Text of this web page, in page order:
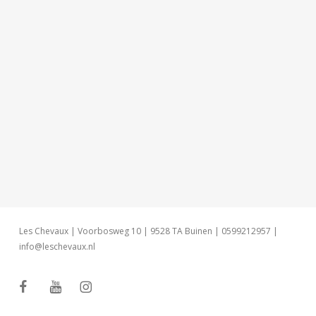
Les Chevaux | Voorbosweg 10 | 9528 TA Buinen | 0599212957 |
info@leschevaux.nl